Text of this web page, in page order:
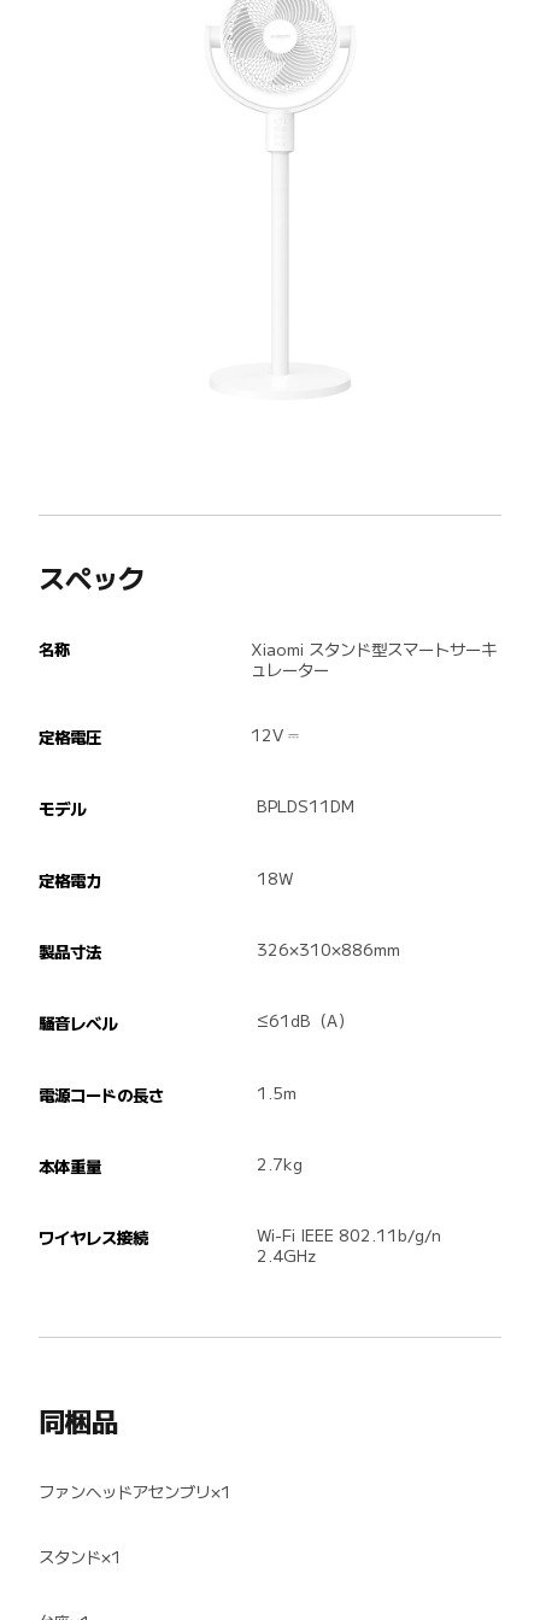
スペック
名称
Xiaomi スタンド型スマートサーキ
ュレーター
定格電圧 12V ⎓
モデル BPLDS11DM
定格電力 18W
製品寸法 326×310×886mm
騒音レベル ≤61dB（A）
電源コードの長さ 1.5m
本体重量 2.7kg
ワイヤレス接続
Wi-Fi IEEE 802.11b/g/n
2.4GHz
同梱品
ファンヘッドアセンブリ×1
スタンド×1